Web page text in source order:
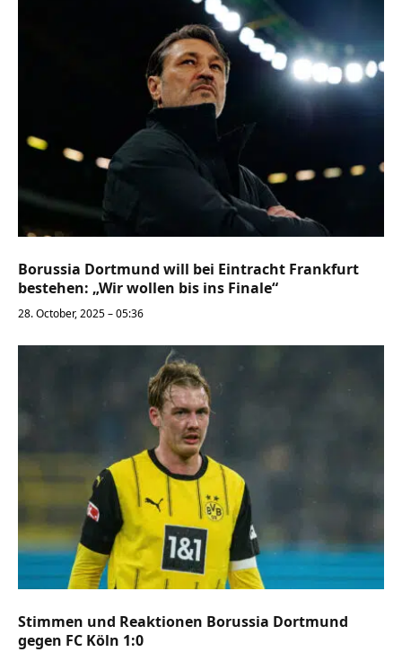
Borussia Dortmund will bei Eintracht Frankfurt
bestehen: „Wir wollen bis ins Finale“
28. October, 2025 – 05:36
Stimmen und Reaktionen Borussia Dortmund
gegen FC Köln 1:0